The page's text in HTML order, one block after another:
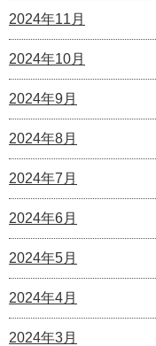
2024年11月
2024年10月
2024年9月
2024年8月
2024年7月
2024年6月
2024年5月
2024年4月
2024年3月